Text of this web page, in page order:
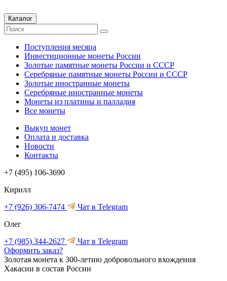
Каталог
Поступления месяца
Инвестиционные монеты России
Золотые памятные монеты России и СССР
Серебряные памятные монеты России и СССР
Золотые иностранные монеты
Серебряные иностранные монеты
Монеты из платины и палладия
Все монеты
Выкуп монет
Оплата и доставка
Новости
Контакты
+7 (495) 106-3690
Кирилл
+7 (926) 306-7474
Чат в Telegram
Олег
+7 (985) 344-2627
Чат в Telegram
Оформить заказ?
Золотая монета к 300-летию добровольного вхождения
Хакасии в состав России